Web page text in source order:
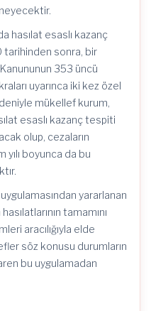
hasılat esaslı kazanç
sonra, bir
353 üncü
uyarınca iki kez özel
mükellef kurum,
esaslı kazanç tespiti
olup, cezaların
yılı boyunca da bu
yararlanan
tamamını
aracılığıyla elde
söz konusu durumların
bu uygulamadan